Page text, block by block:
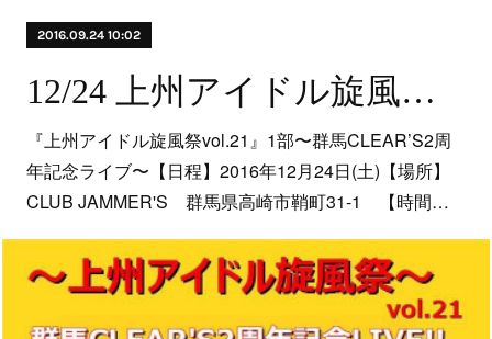
2016.09.24 10:02
12/24 上州アイドル旋風祭vol.21〜群馬CLEAR’S2周年記念LIVE〜
『上州アイドル旋風祭vol.21』1部〜群馬CLEAR’S2周
年記念ライブ〜【日程】2016年12月24日(土)【場所】
CLUB JAMMER'S 群馬県高崎市鞘町31-1 【時間…